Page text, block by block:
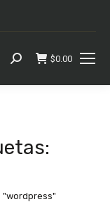
Busca: $0.00